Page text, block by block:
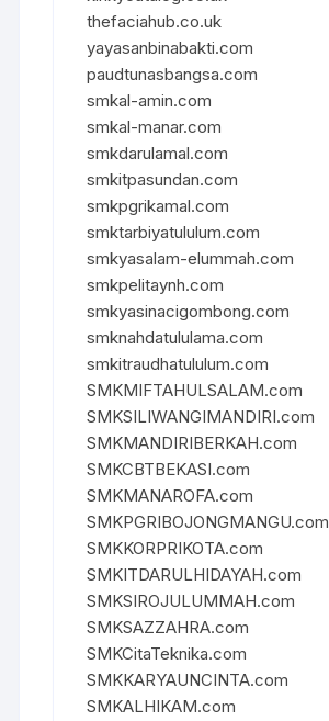
thefaciahub.co.uk
yayasanbinabakti.com
paudtunasbangsa.com
smkal-amin.com
smkal-manar.com
smkdarulamal.com
smkitpasundan.com
smkpgrikamal.com
smktarbiyatululum.com
smkyasalam-elummah.com
smkpelitaynh.com
smkyasinacigombong.com
smknahdatululama.com
smkitraudhatululum.com
SMKMIFTAHULSALAM.com
SMKSILIWANGIMANDIRI.com
SMKMANDIRIBERKAH.com
SMKCBTBEKASI.com
SMKMANAROFA.com
SMKPGRIBOJONGMANGU.com
SMKKORPRIKOTA.com
SMKITDARULHIDAYAH.com
SMKSIROJULUMMAH.com
SMKSAZZAHRA.com
SMKCitaTeknika.com
SMKKARYAUNCINTA.com
SMKALHIKAM.com